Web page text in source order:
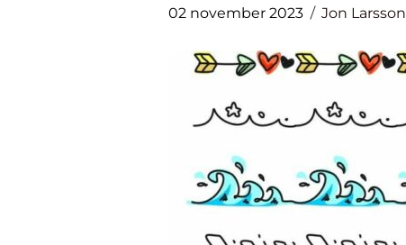
02 november 2023 Jon Larsson